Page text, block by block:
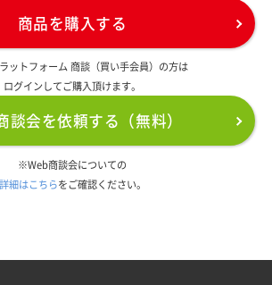
商品を購入する
ットフォーム 商談（買い手会員）の方は
ログインしてご購入頂けます。
談会を依頼する（無料）
※Web商談会についての
詳細はこちらをご確認ください。